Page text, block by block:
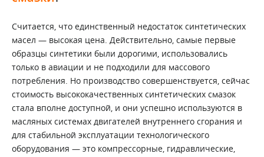
Считается, что единственный недостаток синтетических
масел — высокая цена. Действительно, самые первые
образцы синтетики были дорогими, использовались
только в авиации и не подходили для массового
потребления. Но производство совершенствуется, сейчас
стоимость высококачественных синтетических смазок
стала вполне доступной, и они успешно используются в
масляных системах двигателей внутреннего сгорания и
для стабильной эксплуатации технологического
оборудования — это компрессорные, гидравлические,